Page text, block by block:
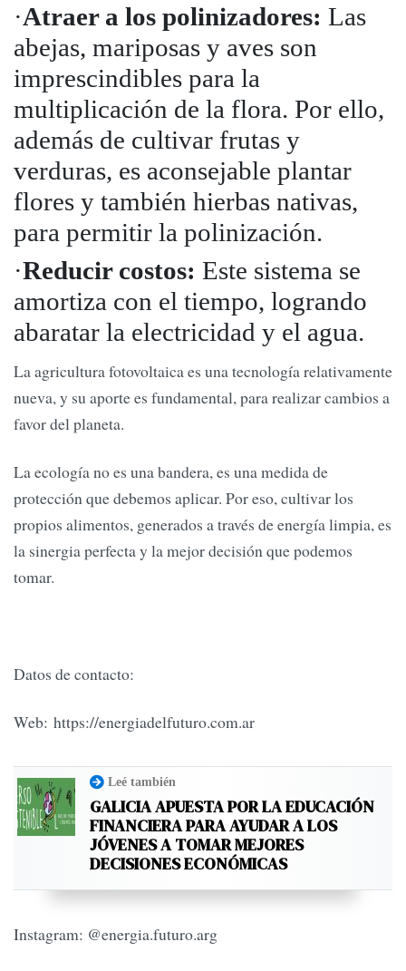
·Atraer a los polinizadores: Las
abejas, mariposas y aves son
imprescindibles para la
multiplicación de la flora. Por ello,
además de cultivar frutas y
verduras, es aconsejable plantar
flores y también hierbas nativas,
para permitir la polinización.
·Reducir costos: Este sistema se
amortiza con el tiempo, logrando
abaratar la electricidad y el agua.
La agricultura fotovoltaica es una tecnología relativamente
nueva, y su aporte es fundamental, para realizar cambios a
favor del planeta.
La ecología no es una bandera, es una medida de
protección que debemos aplicar. Por eso, cultivar los
propios alimentos, generados a través de energía limpia, es
la sinergia perfecta y la mejor decisión que podemos
tomar.
Datos de contacto:
Web: https://energiadelfuturo.com.ar
Leé también
GALICIA APUESTA POR LA EDUCACIÓN
FINANCIERA PARA AYUDAR A LOS
JÓVENES A TOMAR MEJORES
DECISIONES ECONÓMICAS
Instagram: @energia.futuro.arg